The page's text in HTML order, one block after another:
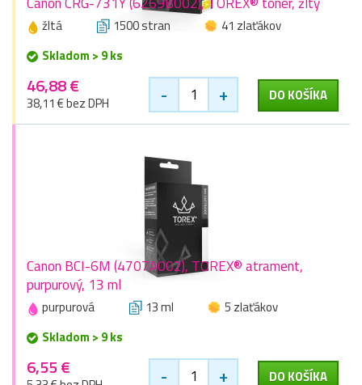
žltá 1500 stran
41 zlaťákov
Skladom > 9 ks
46,88 €
38,11 € bez DPH - + DO KOŠÍKA
Canon BCI-6M (4707A002), TOREX® atrament,
purpurový, 13 ml
purpurová 13 ml
5 zlaťákov
Skladom > 9 ks
6,55 € - + DO KOŠÍKA